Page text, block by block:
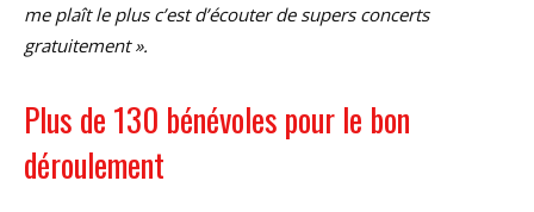
me plaît le plus c’est d’écouter de supers concerts
gratuitement ».
Plus de 130 bénévoles pour le bon
déroulement